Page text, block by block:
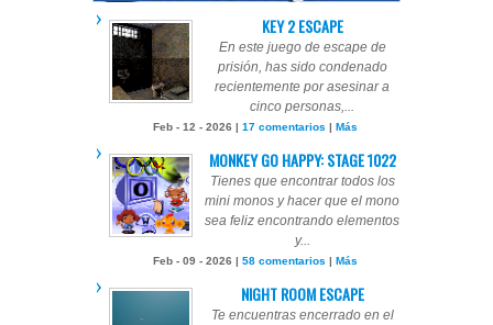
KEY 2 ESCAPE
En este juego de escape de
prisión, has sido condenado
recientemente por asesinar a
cinco personas,...
Feb - 12 - 2026 | 17 comentarios | Más
MONKEY GO HAPPY: STAGE 1022
Tienes que encontrar todos los
mini monos y hacer que el mono
sea feliz encontrando elementos
y...
Feb - 09 - 2026 | 58 comentarios | Más
NIGHT ROOM ESCAPE
Te encuentras encerrado en el